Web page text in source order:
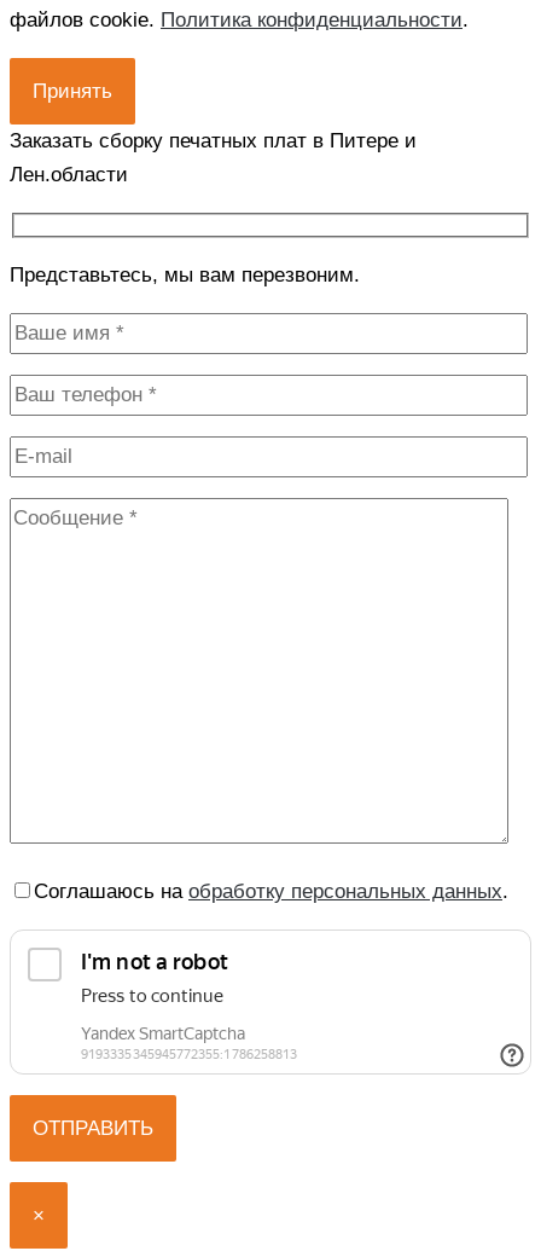
файлов cookie. Политика конфиденциальности.
Принять
Заказать сборку печатных плат в Питере и
Лен.области
Представьтесь, мы вам перезвоним.
Соглашаюсь на обработку персональных данных.
×